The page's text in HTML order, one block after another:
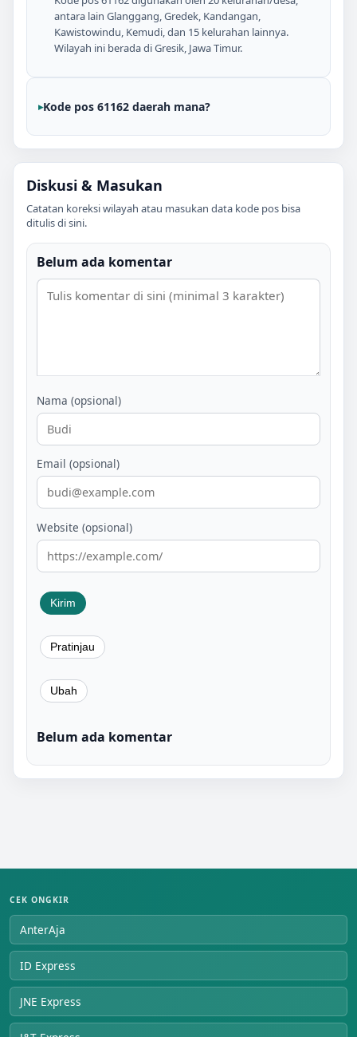
antara lain Glanggang, Gredek, Kandangan,
Kawistowindu, Kemudi, dan 15 kelurahan lainnya.
Wilayah ini berada di Gresik, Jawa Timur.
Kode pos 61162 daerah mana?
Diskusi & Masukan
Catatan koreksi wilayah atau masukan data kode pos bisa
ditulis di sini.
Belum ada komentar
Nama (opsional)
Email (opsional)
Website (opsional)
Belum ada komentar
CEK ONGKIR
AnterAja
ID Express
JNE Express